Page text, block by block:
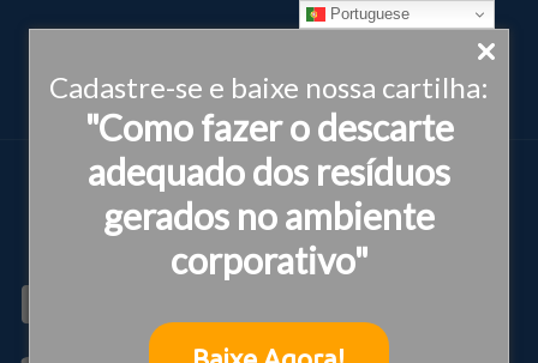
Cadastre-se e baixe nossa cartilha:
"Como fazer o descarte
adequado dos resíduos
gerados no ambiente
corporativo"
Dia das mães com
Portuguese